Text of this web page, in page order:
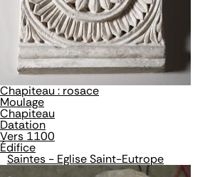
Chapiteau : rosace
Moulage
Chapiteau
Datation
Vers 1100
Édifice
Saintes - Eglise Saint-Eutrope